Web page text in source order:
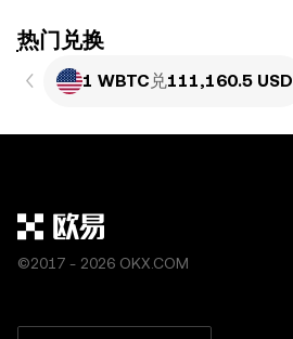
ִִִִִִִִִִִִִִִִִִִִִִִִִִִִִִִִִִִִִִִִִִִִִִִִ热门兑换
1 WBTC 兑111,160.5 USD
©2017 - 2026 OKX.COM